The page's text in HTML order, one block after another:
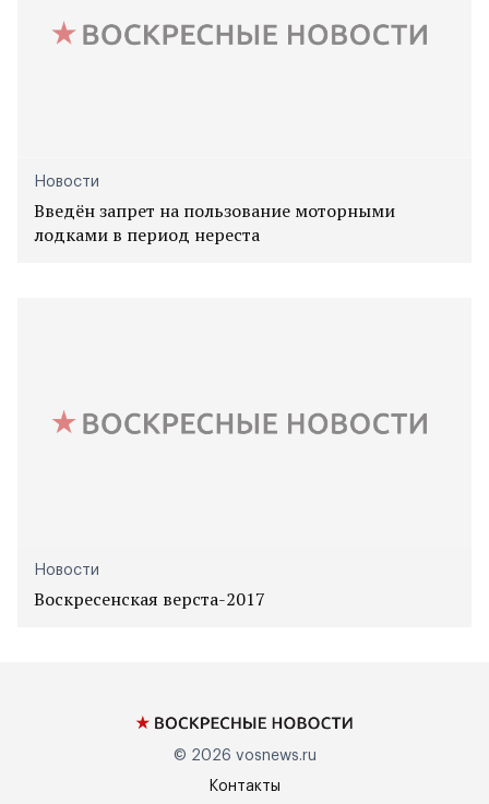
Новости
Введён запрет на пользование моторными
лодками в период нереста
Новости
Воскресенская верста-2017
© 2026 vosnews.ru
Контакты